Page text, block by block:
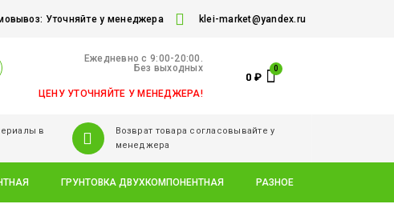
Уточняйте у менеджера klei-market@yandex.ru
Ежедневно c 9:00-20:00.
Без выходных
ЦЕНУ УТОЧНЯЙТЕ У МЕНЕДЖЕРА!
0₽
в
Возврат товара согласовывайте у
менеджера
ГРУНТОВКА ДВУХКОМПОНЕНТНАЯ РАЗНОЕ